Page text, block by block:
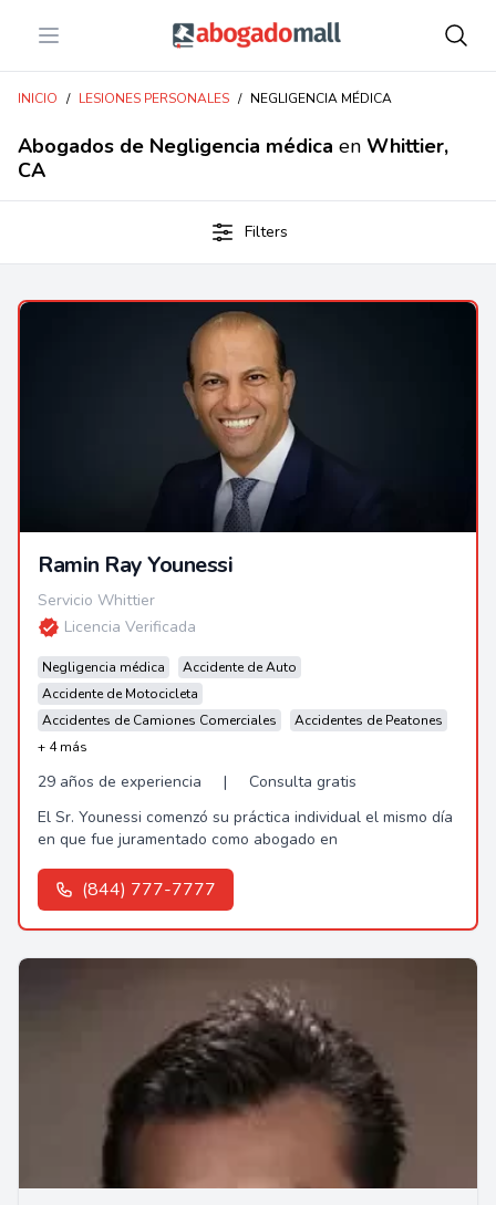
Open menu Abogadomall
INICIO / LESIONES PERSONALES / NEGLIGENCIA MÉDICA
Abogados de Negligencia médica en Whittier,
CA
Filters
Ramin Ray Younessi
Servicio Whittier
Licencia Verificada
Negligencia médica
Accidente de Auto
Accidente de Motocicleta
Accidentes de Camiones Comerciales
Accidentes de Peatones
+ 4 más
29 años de experiencia |
Consulta gratis
El Sr. Younessi comenzó su práctica individual el mismo día
en que fue juramentado como abogado en
(844) 777-7777